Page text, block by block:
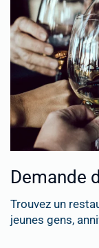
Demande
Trouvez un
jeunes gens,